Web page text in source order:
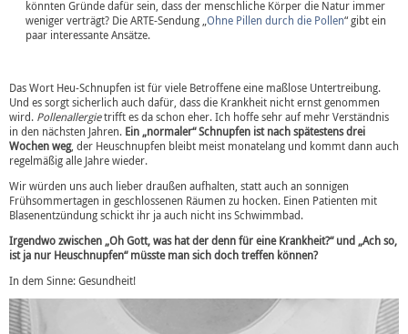
könnten Gründe dafür sein, dass der menschliche Körper die Natur immer
weniger verträgt? Die ARTE-Sendung „ Ohne Pillen durch die Pollen“ gibt ein
paar interessante Ansätze.
Das Wort Heu-Schnupfen ist für viele Betroffene eine maßlose Untertreibung.
Und es sorgt sicherlich auch dafür, dass die Krankheit nicht ernst genommen
wird. Pollenallergietrifft es da schon eher. Ich hoffe sehr auf mehr Verständnis
in den nächsten Jahren. Ein „normaler“ Schnupfen ist nach spätestens drei
Wochen weg, der Heuschnupfen bleibt meist monatelang und kommt dann auch
regelmäßig alle Jahre wieder.
Wir würden uns auch lieber draußen aufhalten, statt auch an sonnigen
Frühsommertagen in geschlossenen Räumen zu hocken. Einen Patienten mit
Blasenentzündung schickt ihr ja auch nicht ins Schwimmbad.
Irgendwo zwischen „Oh Gott, was hat der denn für eine Krankheit?“ und „Ach so,
ist ja nur Heuschnupfen“ müsste man sich doch treffen können?
In dem Sinne: Gesundheit!